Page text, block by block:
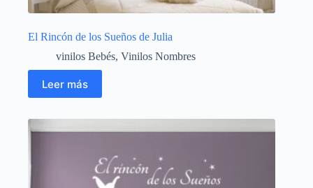
El Rincón de los Sueños de Julia
vinilos Bebés, Vinilos Nombres
Leer más